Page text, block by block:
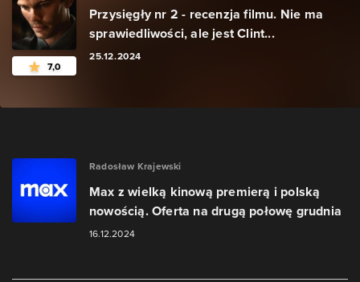
7,0
Przysięgły nr 2 - recenzja filmu. Nie ma
sprawiedliwości, ale jest Clint...
25.12.2024
Radosław Krajewski
Max z wielką kinową premierą i polską
nowością. Oferta na drugą połowę grudnia
16.12.2024